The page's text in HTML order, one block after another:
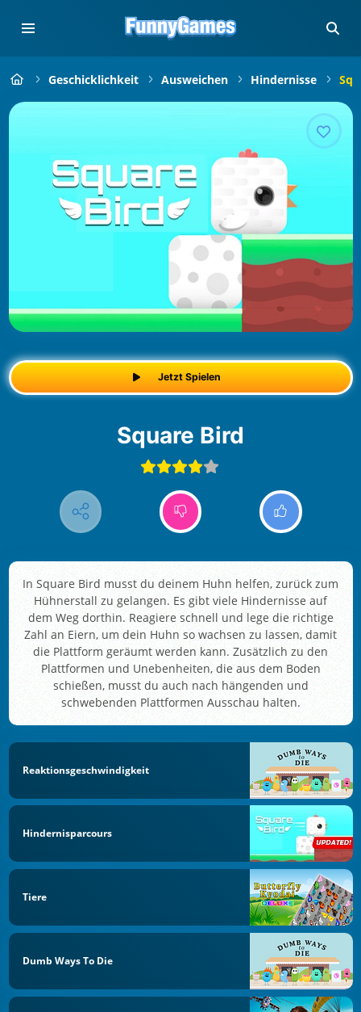
Geschicklichkeit Ausweichen Hindernisse
Jetzt Spielen
Square Bird
In Square Bird musst du deinem Huhn helfen, zurück zum
Hühnerstall zu gelangen. Es gibt viele Hindernisse auf
dem Weg dorthin. Reagiere schnell und lege die richtige
Zahl an Eiern, um dein Huhn so wachsen zu lassen, damit
die Plattform geräumt werden kann. Zusätzlich zu den
Plattformen und Unebenheiten, die aus dem Boden
schießen, musst du auch nach hängenden und
schwebenden Plattformen Ausschau halten.
Reaktionsgeschwindigkeit
Hindernisparcours
Tiere
Dumb Ways To Die